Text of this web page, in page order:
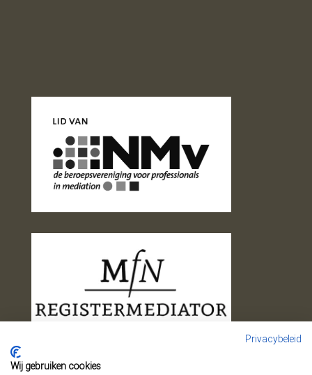
Privacybeleid
Wij gebruiken cookies